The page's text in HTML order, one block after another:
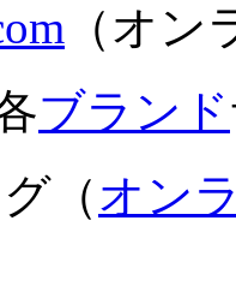
（オ
ブランド
（オン